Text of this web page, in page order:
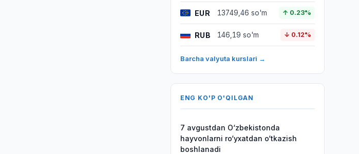
EUR 13749,46 so'm ↑ 0.23%
RUB 146,19 so'm ↓ 0.12%
Barcha valyuta kurslari →
ENG KO'P O'QILGAN
7 avgustdan O‘zbekistonda
hayvonlarni ro‘yxatdan o‘tkazish
boshlanadi